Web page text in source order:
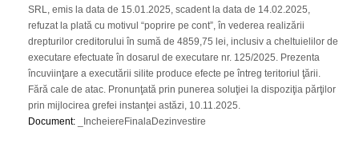
SRL, emis la data de 15.01.2025, scadent la data de 14.02.2025,
refuzat la plată cu motivul “poprire pe cont”, în vederea realizării
drepturilor creditorului în sumă de 4859,75 lei, inclusiv a cheltuielilor de
executare efectuate în dosarul de executare nr. 125/2025. Prezenta
încuviinţare a executării silite produce efecte pe întreg teritoriul ţării.
Fără cale de atac. Pronunţată prin punerea soluţiei la dispoziţia părţilor
prin mijlocirea grefei instanţei astăzi, 10.11.2025.
Document: _IncheiereFinalaDezinvestire